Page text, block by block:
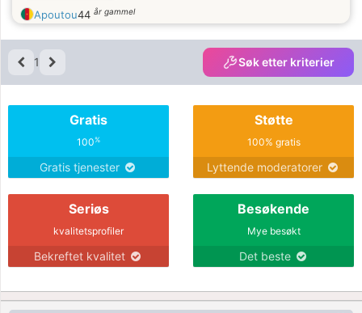
Apoutou44 år gammel
1 Søk etter kriterier
Gratis
100%
Gratis tjenester
Støtte
100% gratis
Lyttende moderatorer
Seriøs
kvalitetsprofiler
Bekreftet kvalitet
Besøkende
Mye besøkt
Det beste